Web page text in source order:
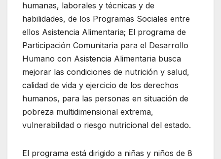
humanas, laborales y técnicas y de
habilidades, de los Programas Sociales entre
ellos Asistencia Alimentaria; El programa de
Participación Comunitaria para el Desarrollo
Humano con Asistencia Alimentaria busca
mejorar las condiciones de nutrición y salud,
calidad de vida y ejercicio de los derechos
humanos, para las personas en situación de
pobreza multidimensional extrema,
vulnerabilidad o riesgo nutricional del estado.
El programa está dirigido a niñas y niños de 8